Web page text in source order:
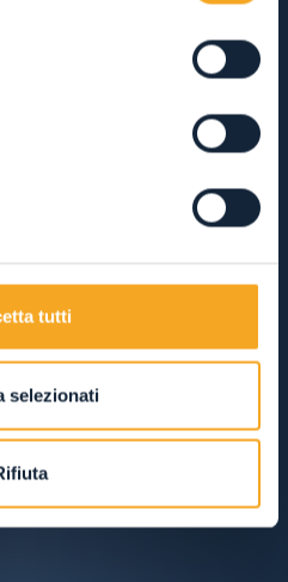
tutti
selezionati